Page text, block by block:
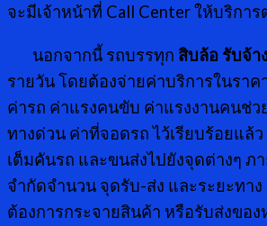
จะมีเจ้าหน้าที่ Call Center ให้บริกา
นอกจากนี้ รถบรรทุก สิบล้อ รับจ้า
รายวัน โดยต้องจ่ายค่าบริการในราค
ค่ารถ ค่าแรงคนขับ ค่าแรงงานคนช่ว
ทางด่วน ค่าที่จอดรถ ไว้เรียบร้อยแล้
เต็มคันรถ และขนส่งไปยังจุดต่างๆ ภ
จำกัดจำนวน จุดรับ-ส่ง และระยะทา
ต้องการกระจายสินค้า หรือรับส่งของ